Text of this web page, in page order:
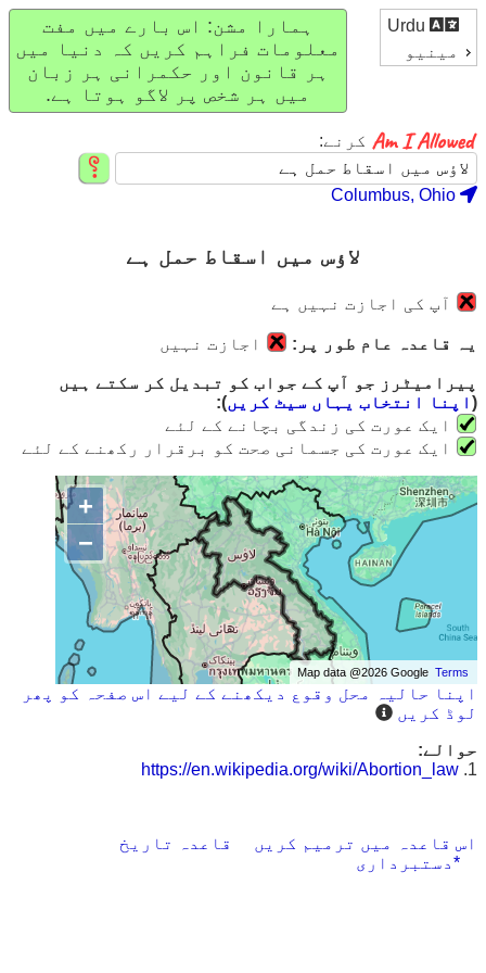
مینیو
ہمارا مشن: اس بارے میں مفت
معلومات فراہم کریں کہ دنیا میں
ہر قانون اور حکمرانی ہر زبان
میں ہر شخص پر لاگو ہوتا ہے.
کرنے:
Columbus, Ohio
لاؤس میں اسقاط حمل ہے
آپ کی اجازت نہیں ہے
یہ قاعدہ عام طور پر: اجازت نہیں
پیرامیٹرز جو آپ کے جواب کو تبدیل کر سکتے ہیں
( اپنا انتخاب یہاں سیٹ کریں):
ایک عورت کی زندگی بچانے کے لئے
ایک عورت کی جسمانی صحت کو برقرار رکھنے کے لئے
+
−
Map data @2026 GoogleTerms
اپنا حالیہ محل وقوع دیکھنے کے لیے اس صفحہ کو پھر
لوڈ کریں
حوالے:
1.
https://en.wikipedia.org/wiki/Abortion_law
اس قاعدہ میں ترمیم کریں
قاعدہ تاریخ
*دستبرداری